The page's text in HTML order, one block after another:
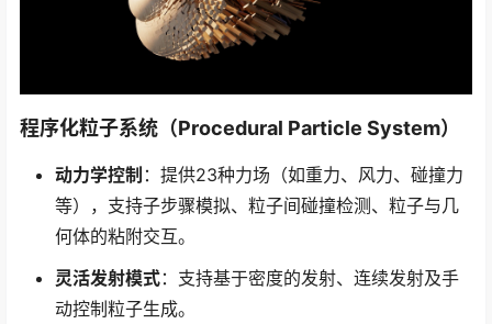
程序化粒子系统（Procedural Particle System）
动力学控制 ：提供23种力场（如重力、风力、碰撞力
等），支持子步骤模拟、粒子间碰撞检测、粒子与几
何体的粘附交互。
灵活发射模式：支持基于密度的发射、连续发射及手
动控制粒子生成。